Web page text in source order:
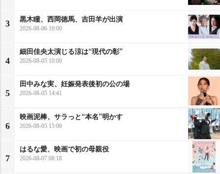
3
黒木瞳、西岡徳馬、吉田羊が出演
2026-08-06 10:00
4
細田佳央太演じる涼は“現代の彰”
2026-08-05 10:00
5
田中みな実、妊娠発表後初の公の場
2026-08-05 14:41
6
映画泥棒、サラっと“本名”明かす
2026-08-05 15:06
7
はるな愛、映画で初の母親役
2026-08-07 08:18